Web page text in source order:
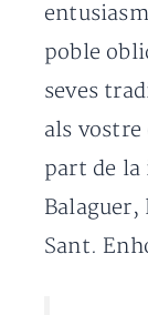
poble
seves
als
part de la
Balaguer,
Sant.